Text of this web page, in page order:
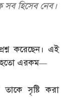
হিসেব নেব।
করেছেন। এই
হতো এরকম—
তাকে সৃষ্টি করা